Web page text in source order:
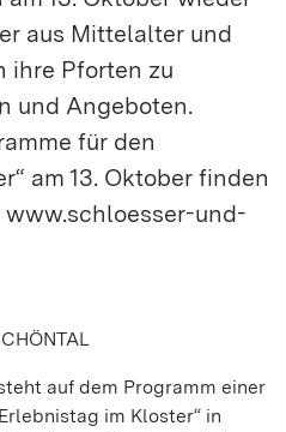
aus Mittelalter und
ihre Pforten zu
und Angeboten.
für den
am 13. Oktober finden
und-
auf dem Programm einer
im Kloster“ in